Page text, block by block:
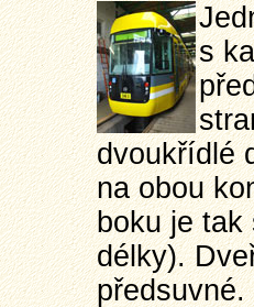
s
dvoukřídlé
na obou
boku je tak
délky).